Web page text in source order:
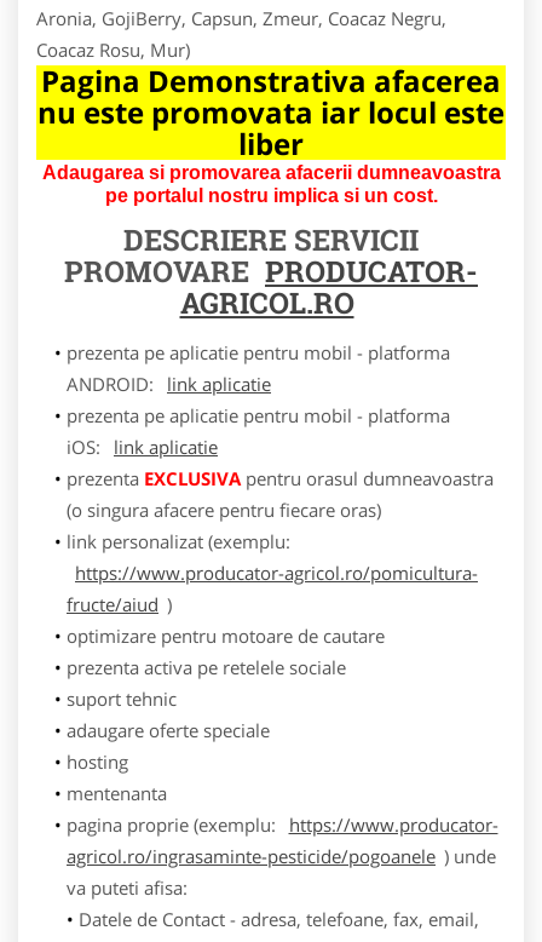
Aronia, GojiBerry, Capsun, Zmeur, Coacaz Negru,
Coacaz Rosu, Mur)
Pagina Demonstrativa afacerea
nu este promovata iar locul este
liber
Adaugarea si promovarea afacerii dumneavoastra
pe portalul nostru implica si un cost.
DESCRIERE SERVICII
PROMOVARE PRODUCATOR-
AGRICOL.RO
prezenta pe aplicatie pentru mobil - platforma
ANDROID:
link aplicatie
prezenta pe aplicatie pentru mobil - platforma
iOS:
link aplicatie
prezenta EXCLUSIVApentru orasul dumneavoastra
(o singura afacere pentru fiecare oras)
link personalizat (exemplu:
https://www.producator-agricol.ro/pomicultura-
fructe/aiud )
optimizare pentru motoare de cautare
prezenta activa pe retelele sociale
suport tehnic
adaugare oferte speciale
hosting
mentenanta
pagina proprie (exemplu:
https://www.producator-
agricol.ro/ingrasaminte-pesticide/pogoanele ) unde
va puteti afisa:
Datele de Contact - adresa, telefoane, fax, email,